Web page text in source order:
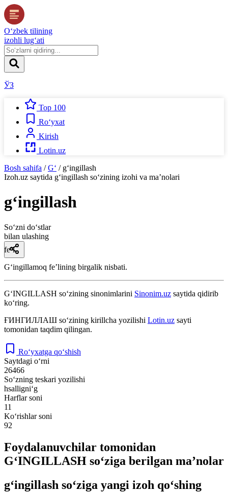
O‘zbek tilining
izohli lug‘ati
ЎЗ
Top 100
Ro‘yxat
Kirish
Lotin.uz
Bosh sahifa / G‘ / g‘ingillash
Izoh.uz saytida g‘ingillash so‘zining izohi va ma’nolari
g‘ingillash
So‘zni do‘stlar
bilan ulashing
fe’l
Gʻingillamoq feʼlining birgalik nisbati.
G‘INGILLASH so‘zining sinonimlarini Sinonim.uz saytida qidirib
ko‘ring.
ҒИНГИЛЛАШ so‘zining kirillcha yozilishi Lotin.uz sayti
tomonidan taqdim qilingan.
Ro‘yxatga qo‘shish
Saytdagi o‘rni
26466
So‘zning teskari yozilishi
hsalligni‘g
Harflar soni
11
Ko‘rishlar soni
92
Foydalanuvchilar tomonidan
G‘INGILLASH so‘ziga berilgan ma’nolar
g‘ingillash so‘ziga yangi izoh qo‘shing